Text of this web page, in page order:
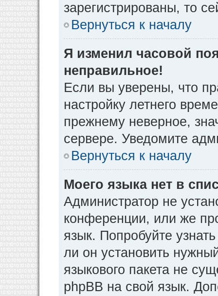
зарегистрированы, то
Вернуться к началу
Я изменил часовой
неправильное!
Если вы уверены, что
настройку летнего
прежнему неверное,
сервере. Уведомите
Вернуться к началу
Моего языка нет в
Администратор не
конференции, или же
язык. Попробуйте
ли он установить
языкового пакета не
phpBB на свой язык.